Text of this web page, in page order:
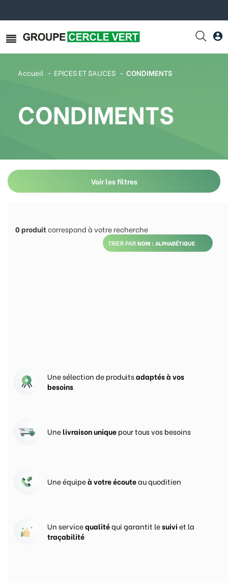
Accueil EPICES ET SAUCES CONDIMENTS
CONDIMENTS
Voir les filtres
0produitcorrespond à votre recherche
TRIER PAR
Une sélection de produitsadaptés à vos
besoins
Unelivraison uniquepour tous vos besoins
Une équipeà votre écouteau quoditien
Un servicequalitéqui garantit lesuiviet la
traçabilité